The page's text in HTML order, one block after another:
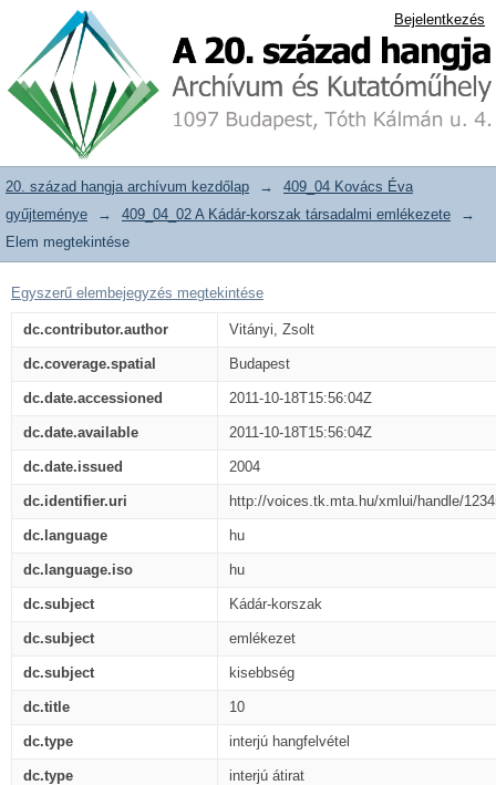
20. század hangja archívum adattár Bejelentkezés
20. század hangja archívum kezdőlap →
409_04 Kovács Éva
gyűjteménye
→ 409_04_02 A Kádár-korszak társadalmi emlékezete
→
Elem megtekintése
Egyszerű elembejegyzés megtekintése
dc.contributor.author Vitányi, Zsolt
dc.coverage.spatial Budapest
dc.date.accessioned 2011-10-18T15:56:04Z
dc.date.available 2011-10-18T15:56:04Z
dc.date.issued 2004
dc.identifier.uri http://voices.tk.mta.hu/xmlui/handle/
dc.language hu
dc.language.iso hu
dc.subject Kádár-korszak
dc.subject emlékezet
dc.subject kisebbség
dc.title 10
dc.type interjú hangfelvétel
dc.type interjú átirat